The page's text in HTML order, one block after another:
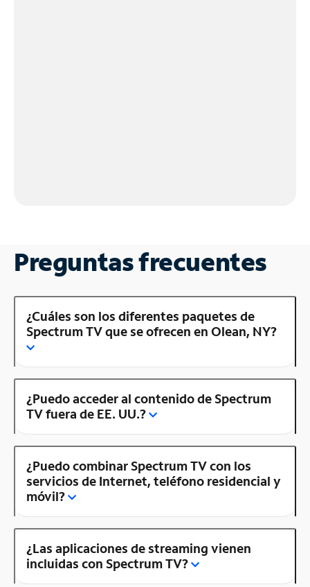
Preguntas frecuentes
¿Cuáles son los diferentes paquetes de
Spectrum TV que se ofrecen en Olean, NY?
¿Puedo acceder al contenido de Spectrum
TV fuera de EE. UU.?
¿Puedo combinar Spectrum TV con los
servicios de Internet, teléfono residencial y
móvil?
¿Las aplicaciones de streaming vienen
incluidas con Spectrum TV?